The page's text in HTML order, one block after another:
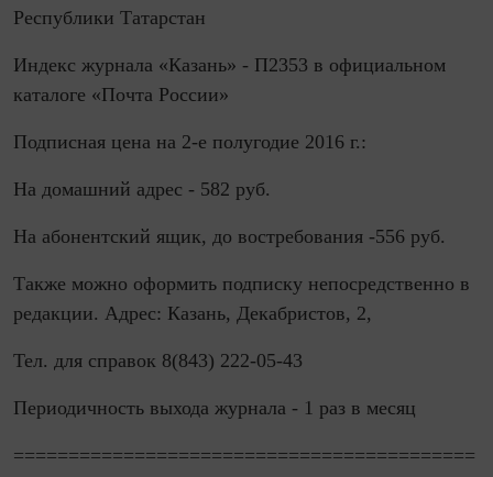
Республики Татарстан
Индекс журнала «Казань» - П2353 в официальном
каталоге «Почта России»
Подписная цена на 2-е полугодие 2016 г.:
На домашний адрес - 582 руб.
На абонентский ящик, до востребования -556 руб.
Также можно оформить подписку непосредственно в
редакции. Адрес: Казань, Декабристов, 2,
Тел. для справок 8(843) 222-05-43
Периодичность выхода журнала - 1 раз в месяц
==========================================